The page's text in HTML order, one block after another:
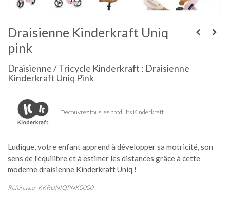
Draisienne Kinderkraft Uniq
pink
Draisienne / Tricycle Kinderkraft : Draisienne
Kinderkraft Uniq Pink
Découvrez tous les produits Kinderkraft
Ludique, votre enfant apprend à développer sa motricité, son
sens de l'équilibre et à estimer les distances grâce à cette
moderne draisienne Kinderkraft Uniq !
Référence: KKRUNIQPNK0000